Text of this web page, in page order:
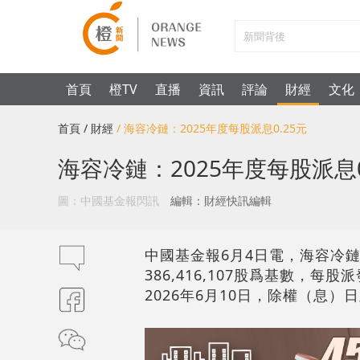
首頁 橙TV 直播 資訊 評論 財經 文化
首頁 / 財經 / 海容冷鏈：2025年度每股派息0.25元
海容冷鏈：2025年度每股派
圖：中國基金報閃訊 編輯：財經快訊編輯
中國基金報6月4日電，海容冷
386,416,107股爲基數，每股
2026年6月10日，除權（息）